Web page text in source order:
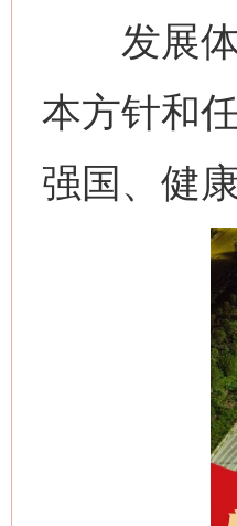
发展体
本方针和
强国、健